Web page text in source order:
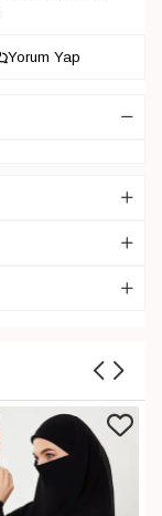
Yorum Yap